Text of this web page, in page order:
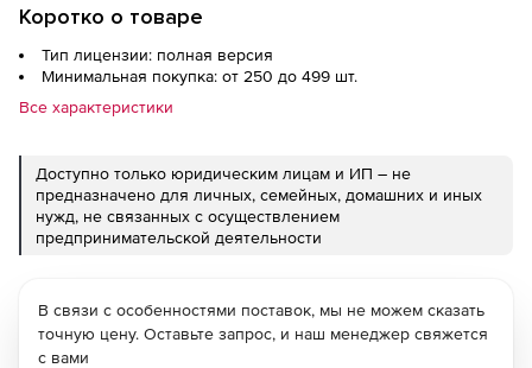
Коротко о товаре
Тип лицензии: полная версия
Минимальная покупка: от 250 до 499 шт.
Все характеристики
Доступно только юридическим лицам и ИП – не
предназначено для личных, семейных, домашних и иных
нужд, не связанных с осуществлением
предпринимательской деятельности
В связи с особенностями поставок, мы не можем сказать
точную цену. Оставьте запрос, и наш менеджер свяжется
с вами